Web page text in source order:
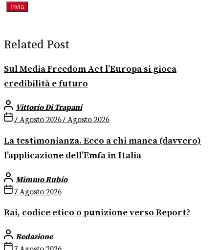
Related Post
Sul Media Freedom Act l’Europa si gioca
credibilità e futuro
Vittorio Di Trapani
7 Agosto 20267 Agosto 2026
La testimonianza. Ecco a chi manca (davvero)
l’applicazione dell’Emfa in Italia
Mimmo Rubio
7 Agosto 2026
Rai, codice etico o punizione verso Report?
Redazione